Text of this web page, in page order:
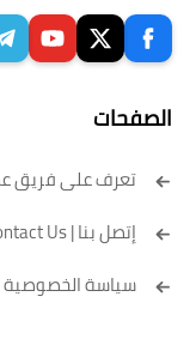
الصفحات
تعرف على فريق
إتصل بنا | Contact Us
سياسة الخصوصية